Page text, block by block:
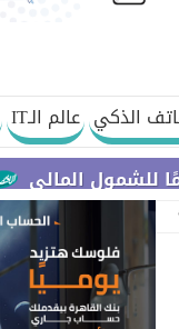
الذكي عالم الـIT
” البنك
المالي